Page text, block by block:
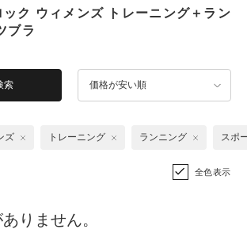
ク ウィメンズ トレーニング＋ラン
ブラ
索 価格が安い順
ズ トレーニング ランニング スポ
全色表示
りません。